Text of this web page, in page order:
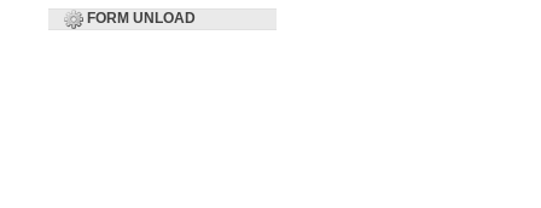
FORM UNLOAD